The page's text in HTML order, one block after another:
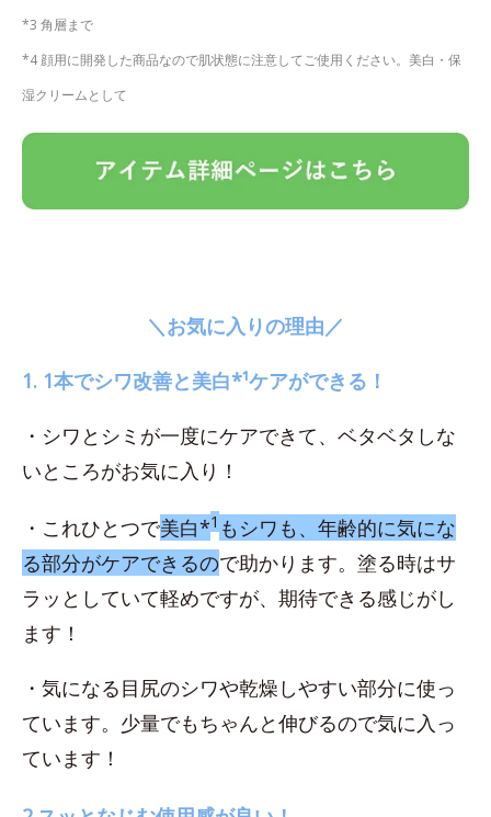
*3 角層まで
*4 顔用に開発した商品なので肌状態に注意してご使用ください。美白・保
湿クリームとして
＼お気に入りの理由／
1. 1本でシワ改善と美白*¹ケアができる！
・シワとシミが一度にケアできて、ベタベタしな
いところがお気に入り！
・これひとつで美白*1 もシワも、年齢的に気にな
る部分がケアできるので助かります。塗る時はサ
ラッとしていて軽めですが、期待できる感じがし
ます！
・気になる目尻のシワや乾燥しやすい部分に使っ
ています。少量でもちゃんと伸びるので気に入っ
ています！